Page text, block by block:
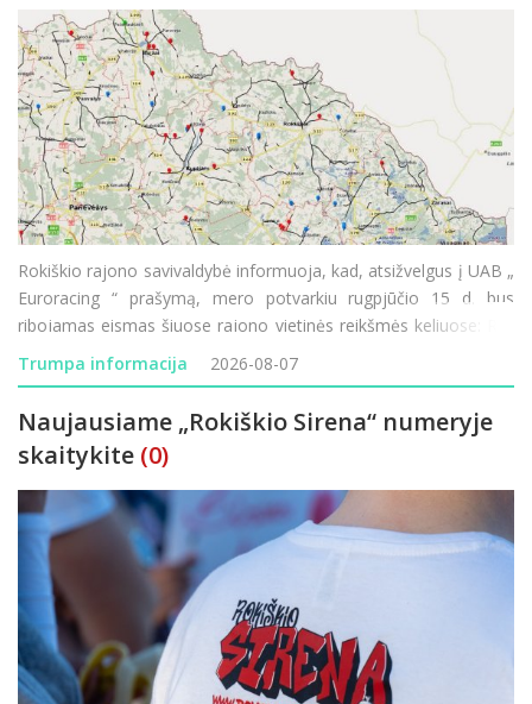
Rokiškio rajono savivaldybė informuoja, kad, atsižvelgus į UAB „
Euroracing “ prašymą, mero potvarkiu rugpjūčio 15 d. bus
ribojamas eismas šiuose rajono vietinės reikšmės keliuose: RK-
199 „Močiekiai–Pagada“ – eismas ribojamas rugpjūč
Trumpa informacija 2026-08-07
Naujausiame „Rokiškio Sirena“ numeryje
skaitykite (0)